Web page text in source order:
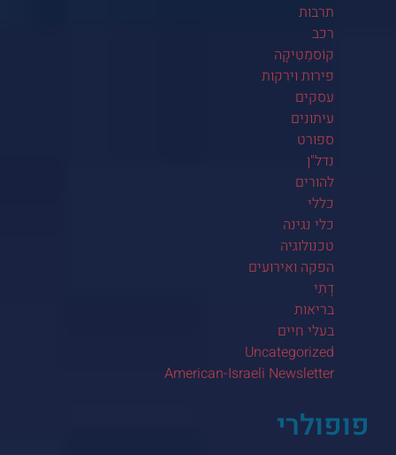
תרבות
רכב
קוֹסמֵטִיקָה
פירות וירקות
עסקים
עיתונים
ספורט
נדל"ן
להורים
כללי
כלי נגינה
טכנולוגיה
הפקה ואירועים
דָתִי
בריאות
בעלי חיים
Uncategorized
American-Israeli Newsletter
פופולרי